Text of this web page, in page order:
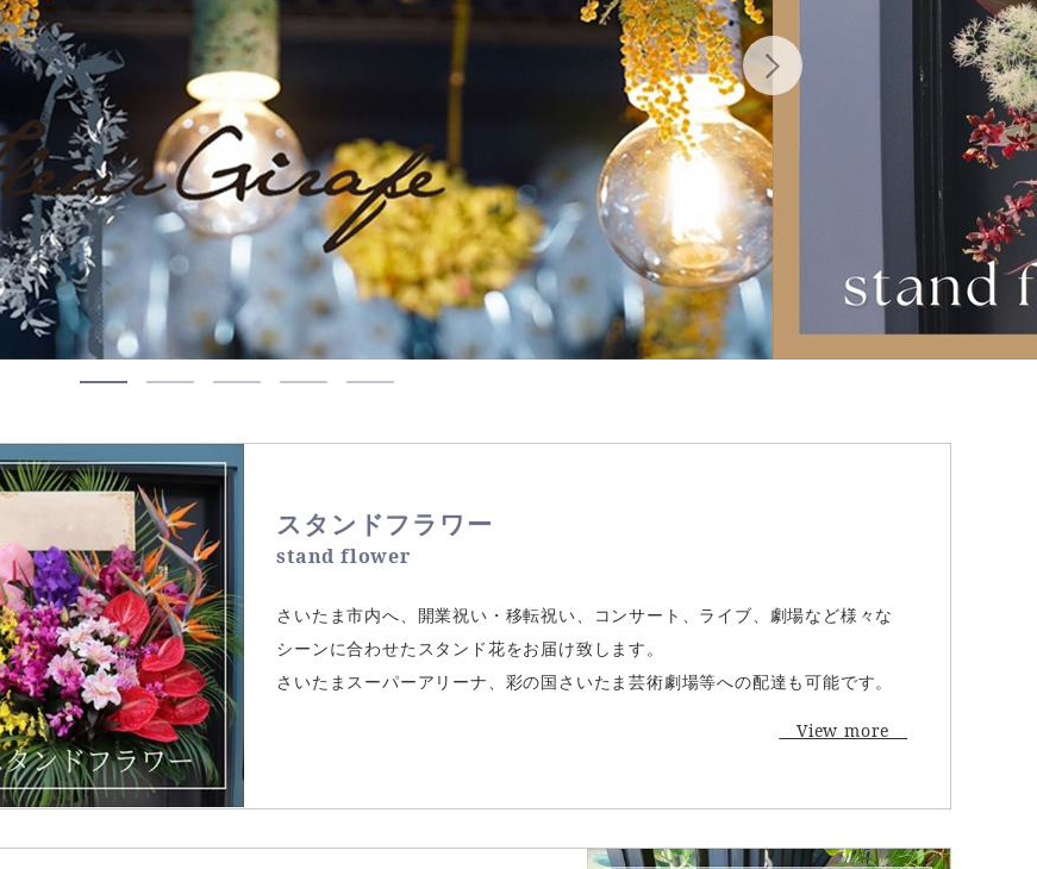
スタンドフラワー
stand flower
さいたま市内へ、開業祝い・移転祝い、コンサート、ライブ、劇場など様々な
シーンに合わせたスタンド花をお届け致します。
さいたまスーパーアリーナ、彩の国さいたま芸術劇場等への配達も可能です。
View more